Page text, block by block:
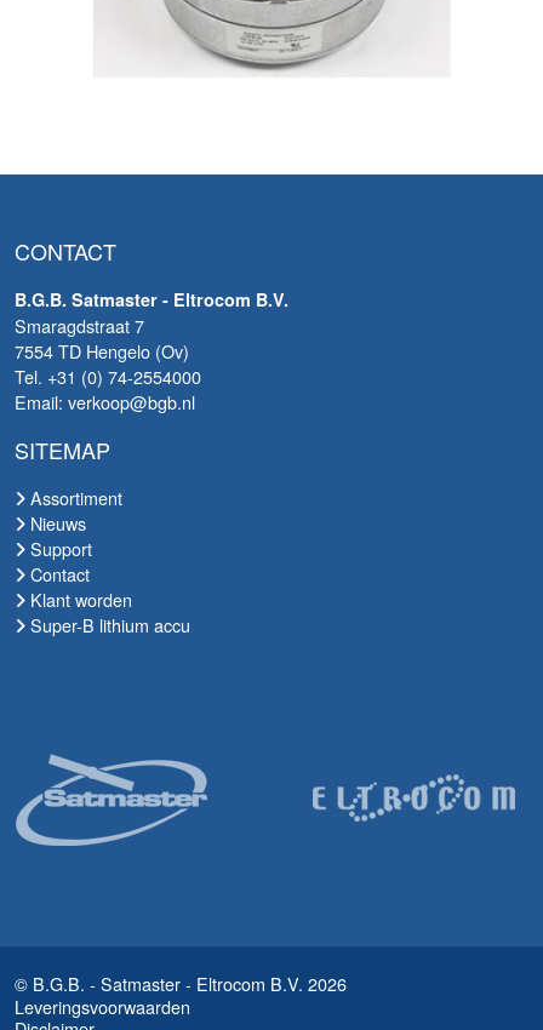
CONTACT
B.G.B. Satmaster - Eltrocom B.V.
Smaragdstraat 7
7554 TD Hengelo (Ov)
Tel. +31 (0) 74-2554000
Email: verkoop@bgb.nl
SITEMAP
Assortiment
Nieuws
Support
Contact
Klant worden
Super-B lithium accu
© B.G.B. - Satmaster - Eltrocom B.V. 2026
Leveringsvoorwaarden